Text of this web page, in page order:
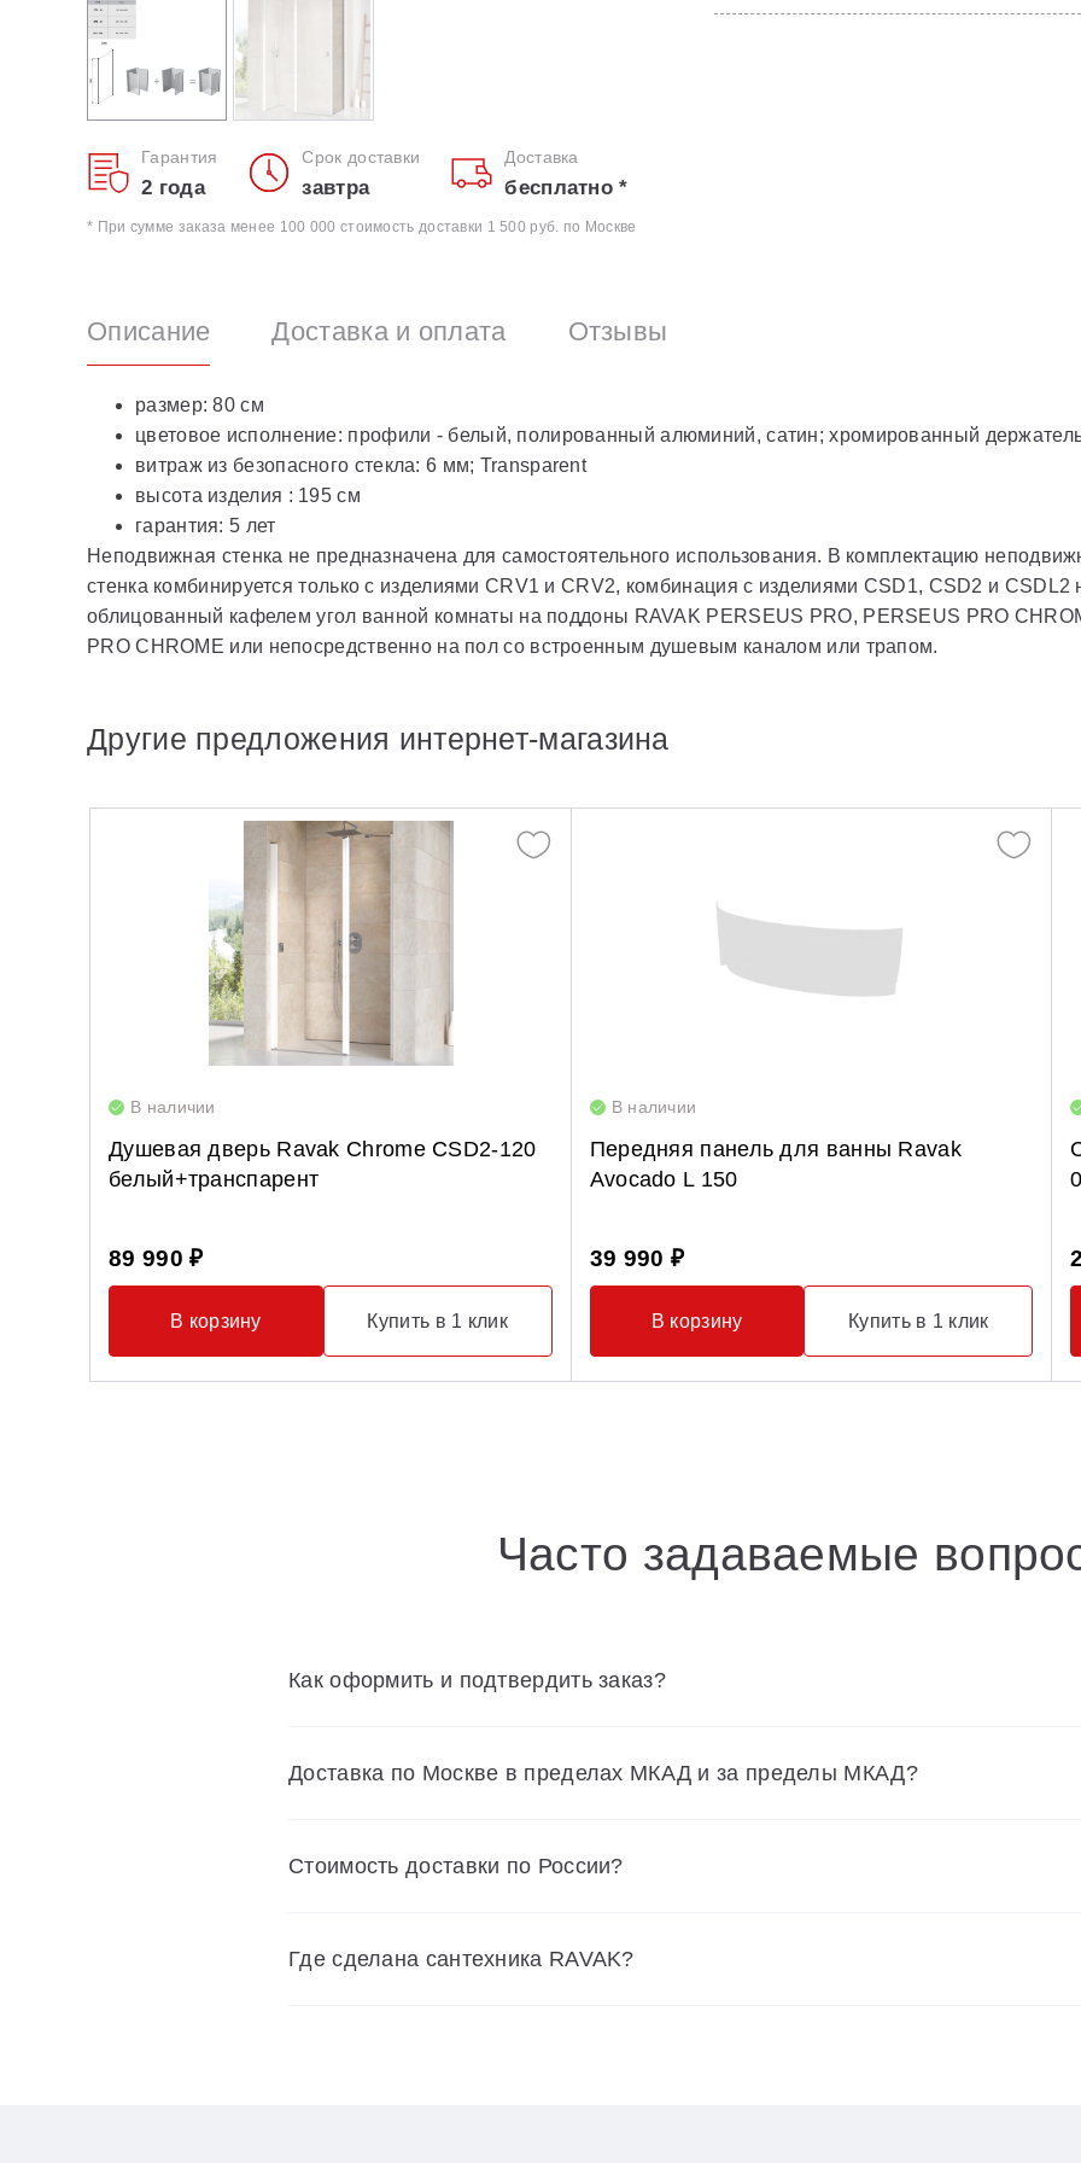
Гарантия
2 года
Срок доставки
завтра
Доставка
бесплатно *
* При сумме заказа менее 100 000 стоимость доставки 1 500 руб. по Москве
Описание Доставка и оплата Отзывы
размер: 80 см
цветовое исполнение: профили - белый, полированный алюминий, сатин; хромированный
витраж из безопасного стекла: 6 мм; Transparent
высота изделия : 195 см
гарантия: 5 лет
Неподвижная стенка не предназначена для самостоятельного использования. В комплектацию
стенка комбинируется только с изделиями CRV1 и CRV2, комбинация с изделиями CSD1, CSD2 и
облицованный кафелем угол ванной комнаты на поддоны RAVAK PERSEUS PRO, PERSEUS PRO
PRO CHROME или непосредственно на пол со встроенным душевым каналом или трапом.
Другие предложения интернет-магазина
В наличии
Душевая дверь Ravak Chrome CSD2-120
белый+транспарент
89 990 ₽
В корзину Купить в 1 клик
В наличии
Передняя панель для ванны Ravak
Avocado L 150
39 990 ₽
В корзину Купить в 1 клик
Часто задаваемые
Как оформить и подтвердить заказ?
Доставка по Москве в пределах МКАД и за пределы МКАД?
Cтоимость доставки по России?
Где сделана сантехника RAVAK?